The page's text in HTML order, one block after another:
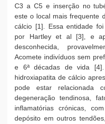
C3 a C5 e inserção no
este o local mais frequente
cálcio [1]. Essa entidade
por Hartley et al [3], e
desconhecida,
Acomete indivíduos sem
e 6ª décadas de vida
hidroxiapatita de cálcio
pode estar relacionada
degeneração tendinosa,
inflamatórias crónicas,
depósito em outros